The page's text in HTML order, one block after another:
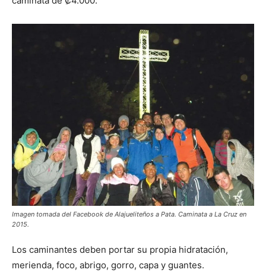
Imagen tomada del Facebook de Alajueliteños a Pata. Caminata a La Cruz en
2015.
Los caminantes deben portar su propia hidratación,
merienda, foco, abrigo, gorro, capa y guantes.